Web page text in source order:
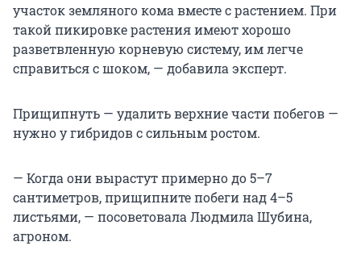
участок земляного кома вместе с растением. При
такой пикировке растения имеют хорошо
разветвленную корневую систему, им легче
справиться с шоком, — добавила эксперт.
Прищипнуть — удалить верхние части побегов —
нужно у гибридов с сильным ростом.
— Когда они вырастут примерно до 5–7
сантиметров, прищипните побеги над 4–5
листьями, — посоветовала Людмила Шубина,
агроном.